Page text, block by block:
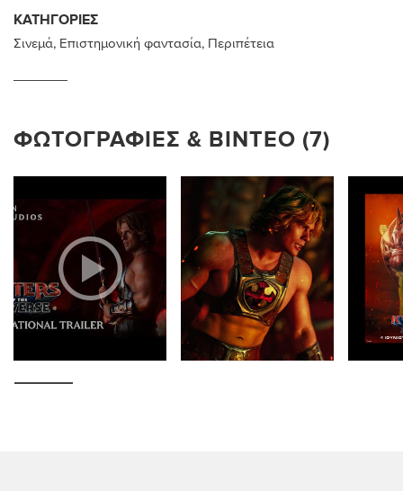
ΚΑΤΗΓΟΡΊΕΣ
Σινεμά, Επιστημονική φαντασία, Περιπέτεια
ΦΩΤΟΓΡΑΦΊΕΣ & ΒΊΝΤΕΟ (7)